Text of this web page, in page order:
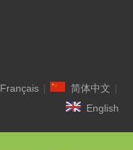
Français | 简体中文 |
English